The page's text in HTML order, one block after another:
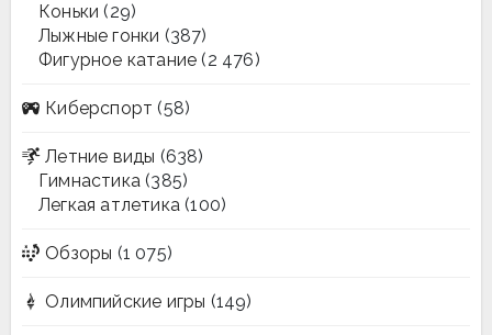
Коньки (29)
Лыжные гонки (387)
Фигурное катание (2 476)
Киберспорт (58)
Летние виды (638)
Гимнастика (385)
Легкая атлетика (100)
Обзоры (1 075)
Олимпийские игры (149)